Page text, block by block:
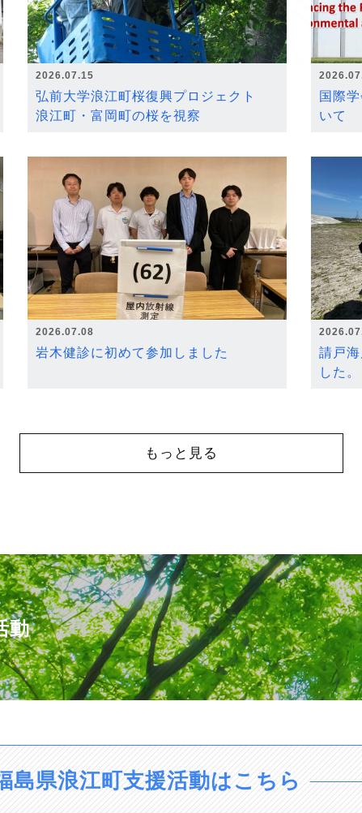
2026.07.15
弘前大学浪江町桜復興プロジェクト
浪江町・富岡町の桜を視察
国際
いて
2026.07.08
岩木健診に初めて参加しました
請戸
した。
もっと見る
動
島県浪江町支援活動はこちら